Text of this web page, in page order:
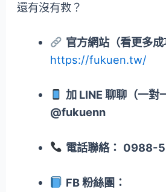
還有沒有救？
官方網站（看更多成
https://fukuen.tw/
加 LINE 聊聊（一對
@fukuenn
電話聯絡： 0988-
FB 粉絲團：